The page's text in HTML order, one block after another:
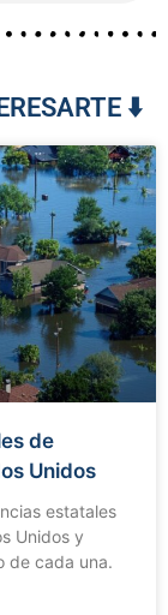
⬇️
de
Unidos
estatales
Unidos y
de cada una.